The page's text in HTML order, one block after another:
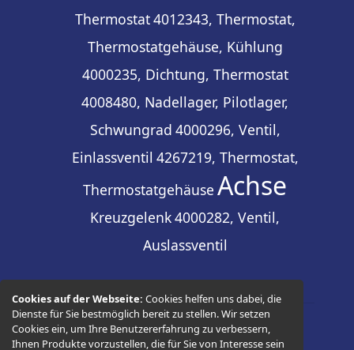
Cookies auf der Webseite:Cookies helfen uns dabei, die
Dienste für Sie bestmöglich bereit zu stellen. Wir setzen
Cookies ein, um Ihre Benutzererfahrung zu verbessern,
Ihnen Produkte vorzustellen, die für Sie von Interesse sein
Thermostat4012343, Thermostat,
Thermostatgehäuse, Kühlung
4000235, Dichtung, Thermostat
4008480, Nadellager, Pilotlager,
Schwungrad 4000296, Ventil,
Einlassventil 4267219, Thermostat,
Thermostatgehäuse Achse
Kreuzgelenk4000282, Ventil,
Auslassventil
© 2026 -Thüringer Ersatzteilhandel